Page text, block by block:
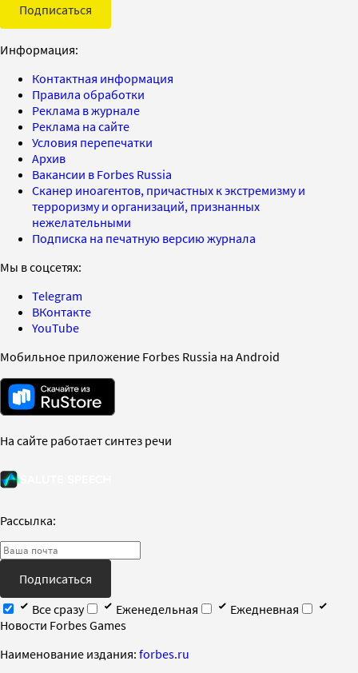
Подписаться
Информация:
Контактная информация
Правила обработки
Реклама в журнале
Реклама на сайте
Условия перепечатки
Архив
Вакансии в Forbes Russia
Сканер иноагентов, причастных к экстремизму и
терроризму и организаций, признанных
нежелательными
Подписка на печатную версию журнала
Мы в соцсетях:
Telegram
ВКонтакте
YouTube
Мобильное приложение Forbes Russia на Android
На сайте работает синтез речи
Рассылка:
Подписаться
Все сразу
Еженедельная
Ежедневная
Новости Forbes Games
Наименование издания: forbes.ru